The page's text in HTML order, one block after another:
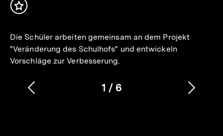
Inhalt
Die Schüler arbeiten gemeinsam an dem Projekt
"Veränderung des Schulhofs" und entwickeln
Vorschläge zur Verbesserung.
Karussellinhalt
1
von
/ 6
Vorherigen